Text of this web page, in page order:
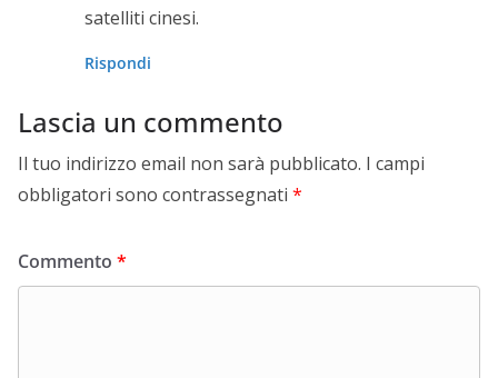
satelliti cinesi.
Rispondi
Lascia un commento
Il tuo indirizzo email non sarà pubblicato. I campi
obbligatori sono contrassegnati *
Commento *